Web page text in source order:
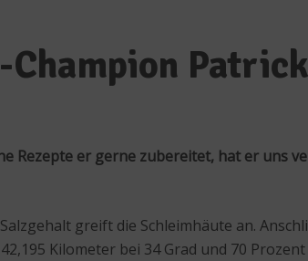
Rezepte er gerne zubereitet, hat er uns
greift die Schleimhäute an.
Kilometer bei 34 Grad und 70